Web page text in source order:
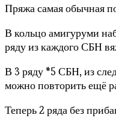
Пряжа самая обычная
В кольцо амигуруми
ряду из каждого СБН
В 3 ряду *5 СБН, из
можно повторить ещё
Теперь 2 ряда без